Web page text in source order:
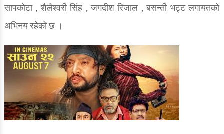
सापकोटा , शैलेश्वरी सिंह , जगदीश रिजाल , बसन्ती भट्ट लगायतको
अभिनय रहेको छ ।